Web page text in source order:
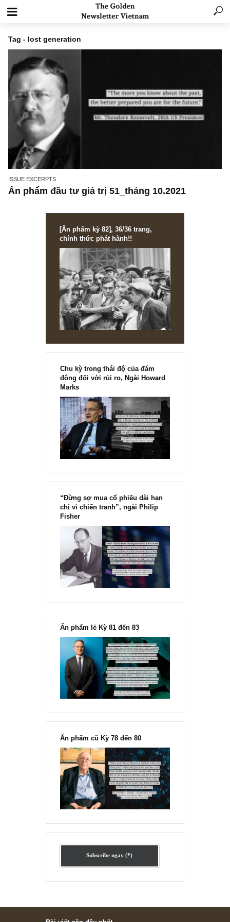
Tag - lost generation
Ấn phẩm đầu tư giá trị 51_tháng 10.2021
[Ấn phẩm kỳ 82], 36/36 trang,
chính thức phát hành!!
Chu kỳ trong thái độ của đám
đông đối với rủi ro, Ngài Howard
Marks
“Đừng sợ mua cổ phiếu dài hạn
chỉ vì chiến tranh”, ngài Philip
Fisher
Ấn phẩm lẻ Kỳ 81 đến 83